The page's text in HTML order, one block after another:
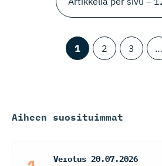
1 2 3 …
Aiheen suosituimmat
Verotus 20.07.2026